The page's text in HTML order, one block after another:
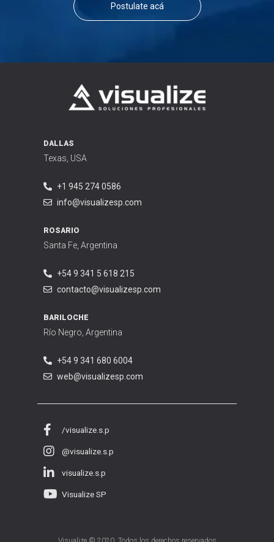
Postulate acá
DALLAS
Texas, USA
+1 945 274 0586
info@visualizesp.com
ROSARIO
Santa Fe, Argentina
+54 9 341 5 618 215
contacto@visualizesp.com
BARILOCHE
Río Negro, Argentina
+54 9 341 680 6004
web@visualizesp.com
/visualize.s.p
@visualize.s.p
visualize.s.p
Visualize SP